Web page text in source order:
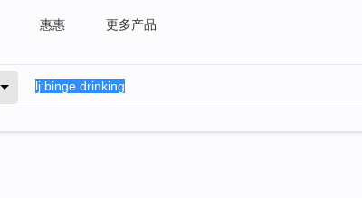
惠惠 更多产品